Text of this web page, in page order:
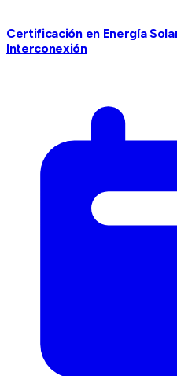
Certificación en Energía
Interconexión